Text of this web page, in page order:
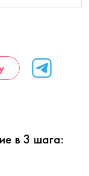
в 3 шага: